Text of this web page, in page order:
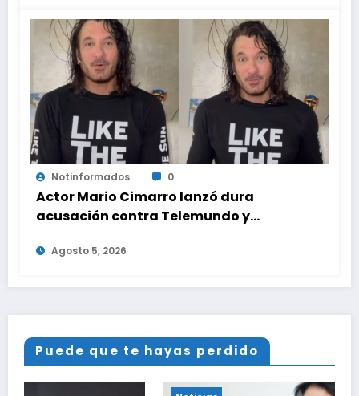
Notinformados 0
Actor Mario Cimarro lanzó dura
acusación contra Telemundo y
advirtió que lo que hacen en su contra
es ilegal en EEUU
Agosto 5, 2026
Puede que te hayas perdido